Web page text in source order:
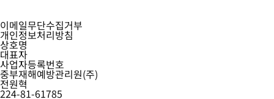
이메일무단수집거부
개인정보처리방침
상호명
대표자
사업자등록번호
중부재해예방관리원(주)
전원혁
224-81-61785